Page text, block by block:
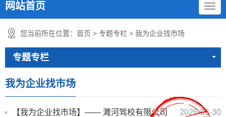
网站首页
您当前所在位置： 首页 > 专题专栏 > 我为企业找市场
专题专栏
我为企业找市场
【我为企业找市场】—— 濉河驾校有限公司 2026-06-30